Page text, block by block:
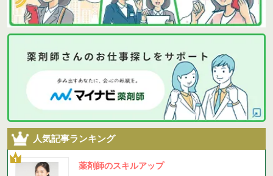
人気記事ランキング
薬剤師のスキルアップ